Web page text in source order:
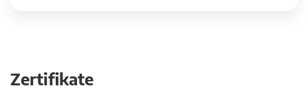
Zertifikate